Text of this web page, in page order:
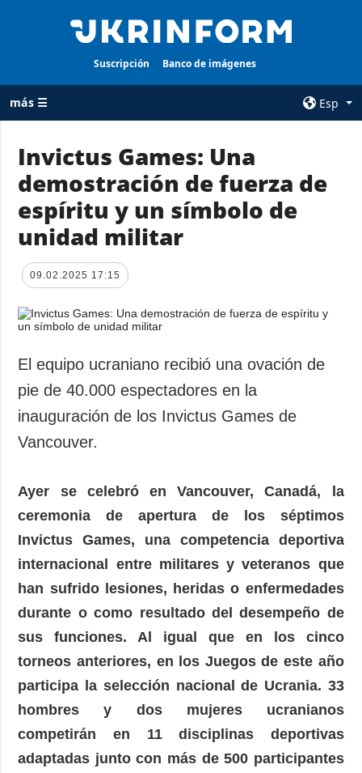
Suscripción Banco de imágenes
más ☰
Esp
TODAS LAS
CATEGORÍAS
Guerra
Reconstrucción
de Ucrania
Política
Economía
Sociedad y
Cultura
Deportes
Crimen
emergencias
AGENCIA
sobre la agencia
protección de
ADICIONAL
Podcasts
Publicaciones
Entrevistas
Fotos
Video
SERVICIOS
Suscripción
Banco de
imágenes
Invictus Games: Una
demostración de fuerza de
espíritu y un símbolo de
unidad militar
09.02.2025 17:15
El equipo ucraniano recibió una ovación de
pie de 40.000 espectadores en la
inauguración de los Invictus Games de
Vancouver.
Ayer se celebró en Vancouver, Canadá, la
ceremonia de apertura de los séptimos
Invictus Games, una competencia deportiva
internacional entre militares y veteranos que
han sufrido lesiones, heridas o enfermedades
durante o como resultado del desempeño de
sus funciones. Al igual que en los cinco
torneos anteriores, en los Juegos de este año
participa la selección nacional de Ucrania. 33
hombres y dos mujeres ucranianos
competirán en 11 disciplinas deportivas
adaptadas junto con más de 500 participantes